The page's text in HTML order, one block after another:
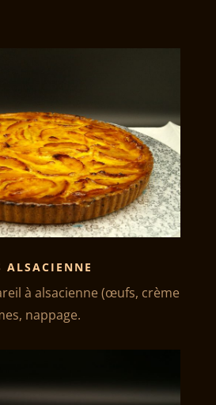
ALSACIENNE
à alsacienne (œufs, crème
nappage.